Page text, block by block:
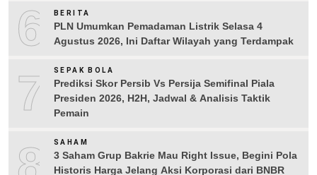
6 BERITA
PLN Umumkan Pemadaman Listrik Selasa 4
Agustus 2026, Ini Daftar Wilayah yang Terdampak
7 SEPAK BOLA
Prediksi Skor Persib Vs Persija Semifinal Piala
Presiden 2026, H2H, Jadwal & Analisis Taktik
Pemain
SAHAM
3 Saham Grup Bakrie Mau Right Issue, Begini Pola
Historis Harga Jelang Aksi Korporasi dari BNBR